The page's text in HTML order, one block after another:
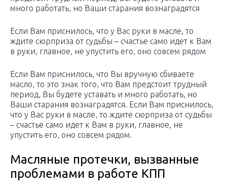
много работать, но Ваши старания вознаградятся
Если Вам приснилось, что у Вас руки в масле, то
ждите сюрприза от судьбы – счастье само идет к Вам
в руки, главное, не упустить его, оно совсем рядом
Если Вам приснилось, что Вы вручную сбиваете
масло, то это знак того, что Вам предстоит трудный
период, Вы будете уставать и много работать, но
Ваши старания вознаградятся. Если Вам приснилось,
что у Вас руки в масле, то ждите сюрприза от судьбы
– счастье само идет к Вам в руки, главное, не
упустить его, оно совсем рядом.
Масляные протечки, вызванные
проблемами в работе КПП